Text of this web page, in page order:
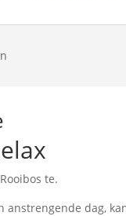
te.
anstrengende dag,